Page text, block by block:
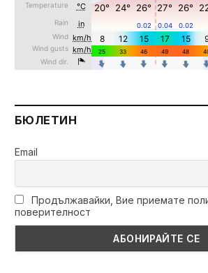
БЮЛЕТИН
Email
Продължавайки, Вие приемате
поверителност